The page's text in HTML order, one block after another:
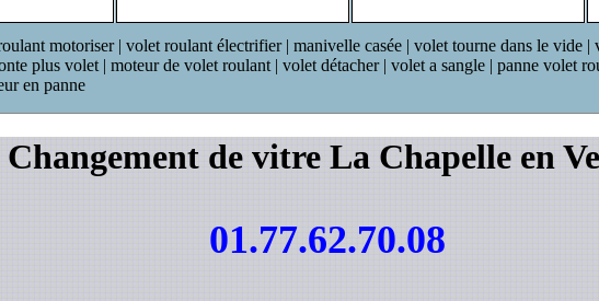
motoriser | volet roulant électrifier | manivelle casée | volet tourne dans le vide
plus volet | moteur de volet roulant | volet détacher | volet a sangle | panne volet
en panne
Changement de vitre La Chapelle en
01.77.62.70.08